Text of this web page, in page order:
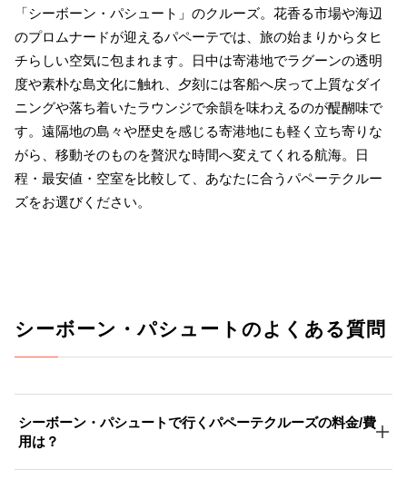
「シーボーン・パシュート」のクルーズ。花香る市場や海辺
のプロムナードが迎えるパペーテでは、旅の始まりからタヒ
チらしい空気に包まれます。日中は寄港地でラグーンの透明
度や素朴な島文化に触れ、夕刻には客船へ戻って上質なダイ
ニングや落ち着いたラウンジで余韻を味わえるのが醍醐味で
す。遠隔地の島々や歴史を感じる寄港地にも軽く立ち寄りな
がら、移動そのものを贅沢な時間へ変えてくれる航海。日
程・最安値・空室を比較して、あなたに合うパペーテクルー
ズをお選びください。
シーボーン・パシュートのよくある質問
シーボーン・パシュートで行くパペーテクルーズの料金/費
用は？